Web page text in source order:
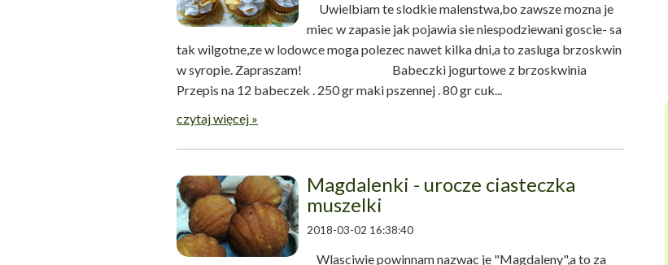
Uwielbiam te slodkie malenstwa,bo zawsze mozna je
miec w zapasie jak pojawia sie niespodziewani goscie- sa
tak wilgotne,ze w lodowce moga polezec nawet kilka dni,a to zasluga brzoskwin
w syropie. Zapraszam! Babeczki jogurtowe z brzoskwinia
Przepis na 12 babeczek . 250 gr maki pszennej . 80 gr cuk...
czytaj więcej »
Magdalenki - urocze ciasteczka
muszelki
2018-03-02 16:38:40
Wlasciwie powinnam nazwac je "Magdaleny",a to za